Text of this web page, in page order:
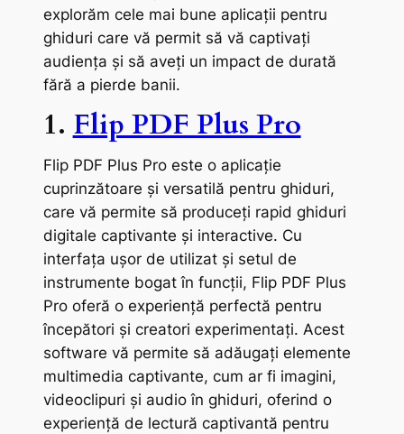
explorăm cele mai bune aplicații pentru
ghiduri care vă permit să vă captivați
audiența și să aveți un impact de durată
fără a pierde banii.
1. Flip PDF Plus Pro
Flip PDF Plus Pro este o aplicație
cuprinzătoare și versatilă pentru ghiduri,
care vă permite să produceți rapid ghiduri
digitale captivante și interactive. Cu
interfața ușor de utilizat și setul de
instrumente bogat în funcții, Flip PDF Plus
Pro oferă o experiență perfectă pentru
începători și creatori experimentați. Acest
software vă permite să adăugați elemente
multimedia captivante, cum ar fi imagini,
videoclipuri și audio în ghiduri, oferind o
experiență de lectură captivantă pentru